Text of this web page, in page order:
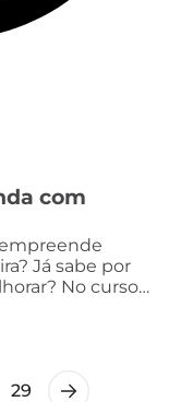
com
Já sabe por
No curso…
29